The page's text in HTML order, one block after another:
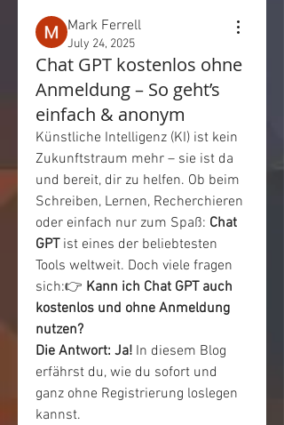
Mark Ferrell
July 24, 2025
Chat GPT kostenlos ohne
Anmeldung – So geht’s
einfach & anonym
Künstliche Intelligenz (KI) ist kein
Zukunftstraum mehr – sie ist da
und bereit, dir zu helfen. Ob beim
Schreiben, Lernen, Recherchieren
oder einfach nur zum Spaß: Chat
GPT ist eines der beliebtesten
Tools weltweit. Doch viele fragen
sich:👉 Kann ich Chat GPT auch
kostenlos und ohne Anmeldung
nutzen?
Die Antwort: Ja! In diesem Blog
erfährst du, wie du sofort und
ganz ohne Registrierung loslegen
kannst.